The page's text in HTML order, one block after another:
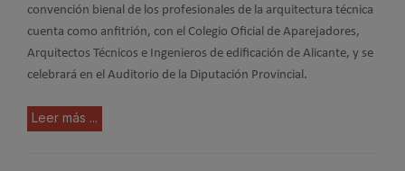
convención bienal de los profesionales de la arquitectura técnica
cuenta como anfitrión, con el Colegio Oficial de Aparejadores,
Arquitectos Técnicos e Ingenieros de edificación de Alicante, y se
celebrará en el Auditorio de la Diputación Provincial.
Leer más ...